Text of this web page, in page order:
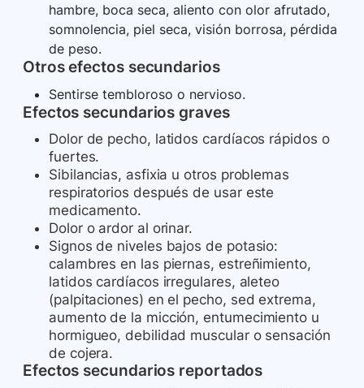
hambre, boca seca, aliento con olor afrutado,
somnolencia, piel seca, visión borrosa, pérdida
de peso.
Otros efectos secundarios
Sentirse tembloroso o nervioso.
Efectos secundarios graves
Dolor de pecho, latidos cardíacos rápidos o
fuertes.
Sibilancias, asfixia u otros problemas
respiratorios después de usar este
medicamento.
Dolor o ardor al orinar.
Signos de niveles bajos de potasio:
calambres en las piernas, estreñimiento,
latidos cardíacos irregulares, aleteo
(palpitaciones) en el pecho, sed extrema,
aumento de la micción, entumecimiento u
hormigueo, debilidad muscular o sensación
de cojera.
Efectos secundarios reportados